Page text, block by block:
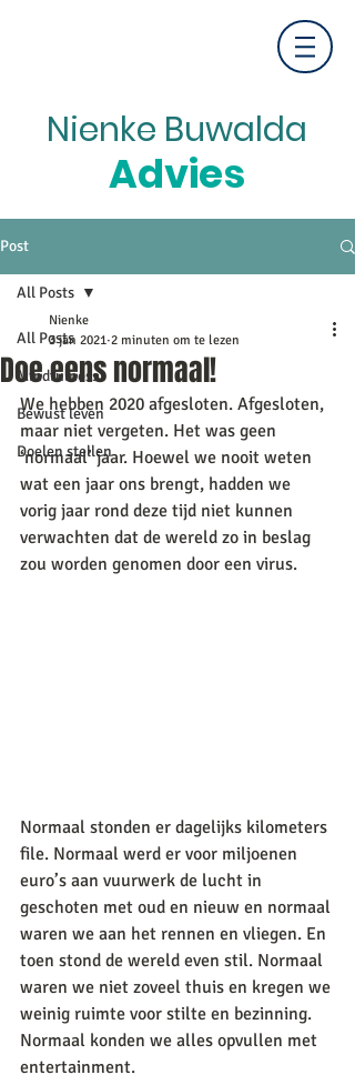
Nienke Buwalda
Advies
Post
All Posts
Mindfulness
Bewust leven
Doelen stellen
All Posts
Doe eens normaal!
Nienke
3 jan 2021 2 minuten om te lezen
We hebben 2020 afgesloten. Afgesloten,
maar niet vergeten. Het was geen
‘normaal’ jaar. Hoewel we nooit weten
wat een jaar ons brengt, hadden we
vorig jaar rond deze tijd niet kunnen
verwachten dat de wereld zo in beslag
zou worden genomen door een virus.
Normaal stonden er dagelijks kilometers
file. Normaal werd er voor miljoenen
euro’s aan vuurwerk de lucht in
geschoten met oud en nieuw en normaal
waren we aan het rennen en vliegen. En
toen stond de wereld even stil. Normaal
waren we niet zoveel thuis en kregen we
weinig ruimte voor stilte en bezinning.
Normaal konden we alles opvullen met
entertainment.